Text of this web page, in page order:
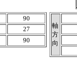
90
27
90
軸
方
向